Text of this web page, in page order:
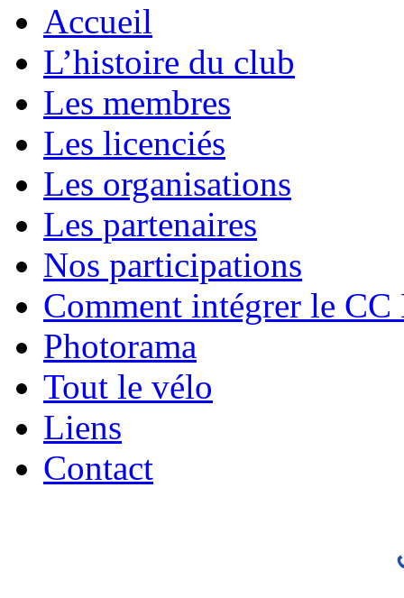
Accueil
L’histoire du club
Les membres
Les licenciés
Les organisations
Les partenaires
Nos participations
Comment intégrer le
Photorama
Tout le vélo
Liens
Contact